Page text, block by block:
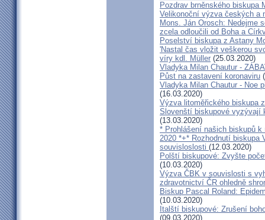
Pozdrav brněnského biskupa
Velikonoční výzva českých a
Mons. Ján Orosch: Nedejme
zcela odloučili od Boha a
Poselství biskupa z Astany
'Nastal čas vložit veškerou
víry kdl. Müller (25.03.2020)
Vladyka Milan Chautur -
Půst na zastavení koronaviru
Vladyka Milan Chautur - Noe
(16.03.2020)
Výzva litoměřického biskupa
Slovenští biskupové vyzývají
(13.03.2020)
* Prohlášení našich biskupů
2020 *+* Rozhodnutí biskupa
souvisloslosti (12.03.2020)
Polští biskupové: Zvyšte
(10.03.2020)
Výzva ČBK v souvislosti s
zdravotnictví ČR ohledně
Biskup Pascal Roland:
(10.03.2020)
Italští biskupové: Zrušení
(09.03.2020)